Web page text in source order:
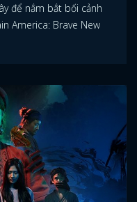
để nắm bắt bối cảnh
America: Brave New